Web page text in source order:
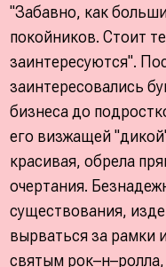
"Забавно, как
покойников. Стоит
заинтересуются".
заинтересовались
бизнеса до
его визжащей
красивая, обрела
очертания.
существования,
вырваться за рамки
святым